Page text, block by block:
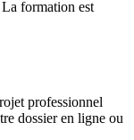
formation est
professionnel
dossier en ligne ou